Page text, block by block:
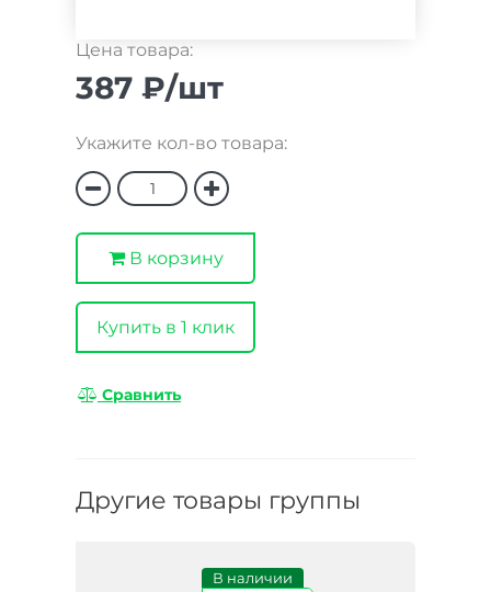
Цена товара:
387 ₽/шт
Укажите кол-во товара:
В корзину
Купить в 1 клик
Сравнить
Другие товары группы
В наличии